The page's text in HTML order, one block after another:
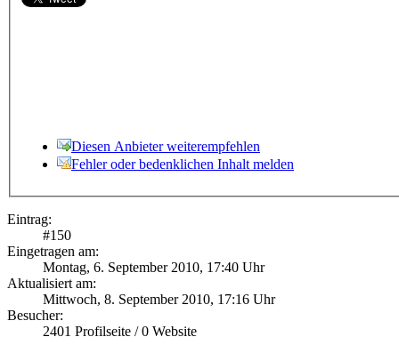
Diesen Anbieter weiterempfehlen
Fehler oder bedenklichen Inhalt melden
Eintrag:
#150
Eingetragen am:
Montag, 6. September 2010, 17:40 Uhr
Aktualisiert am:
Mittwoch, 8. September 2010, 17:16 Uhr
Besucher:
2401 Profilseite /0 Website